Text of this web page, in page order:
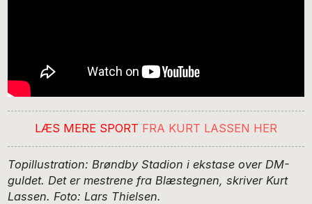
LÆS MERE SPORT FRA KURT LASSEN HER
Topillustration: Brøndby Stadion i ekstase over DM-
guldet. Det er mestrene fra Blæstegnen, skriver Kurt
Lassen. Foto: Lars Thielsen.